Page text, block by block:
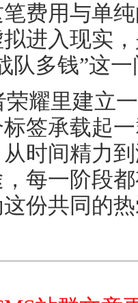
费用与单
进入现实
队多钱”这
荣耀里建立
签承载起
时间精力
每一阶段
份共同的